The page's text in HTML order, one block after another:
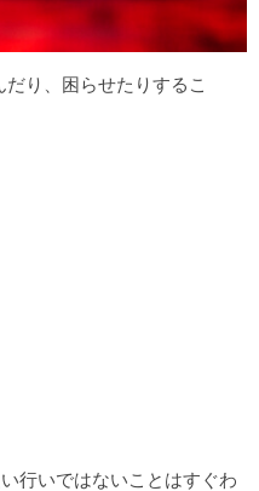
だり、困らせたりするこ
行いではないことはすぐわ